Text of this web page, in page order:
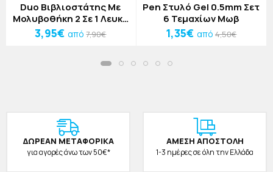
Duo Βιβλιοστάτης Με
Μολυβοθήκη 2 Σε 1 Λευκό
Πλαστικό 19x49cm
3,95€ από7,90€
Pen Στυλό Gel 0.5mm Σετ
6 Τεμαχίων Μωβ
1,35€ από4,50€
ΔΩΡΕAΝ ΜΕΤΑΦΟΡΙΚΑ
για αγορές άνω των 50€*
ΑΜΕΣΗ ΑΠΟΣΤΟΛΗ
1-3 ημέρες σε όλη την Ελλάδα